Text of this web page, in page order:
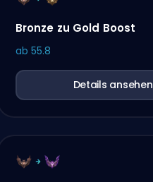
Bronze zu Gold Boost
ab 55.8
Details ansehen